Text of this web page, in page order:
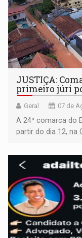
JUSTIÇA:
primeiro júri
Geral 07 de
A 24ª comarca do
partir do dia 12, na